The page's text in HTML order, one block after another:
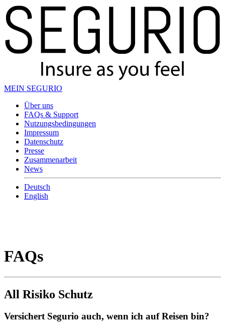
MEIN SEGURIO
Über uns
FAQs & Support
Nutzungsbedingungen
Impressum
Datenschutz
Presse
Zusammenarbeit
News
Deutsch
English
FAQs
All Risiko Schutz
Versichert Segurio auch, wenn ich auf Reisen bin?